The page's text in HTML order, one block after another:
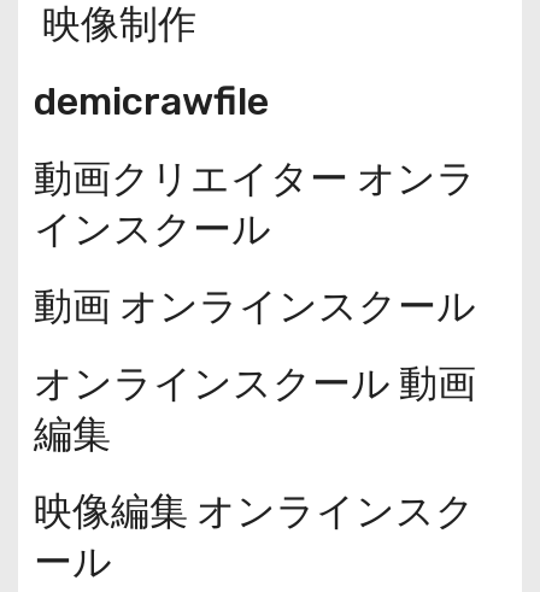
映像制作
demicrawfile
動画クリエイター オンラ
インスクール
動画 オンラインスクール
オンラインスクール 動画
編集
映像編集 オンラインスク
ール